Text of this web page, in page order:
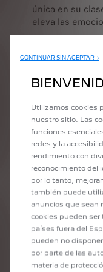
única en su
eleva las
cambio, que
asiento
para garantizar
largos. Este
fortalecer la
un manejo más
pantalla de
altura de la
información
de la carretera.
Por su parte, el
de 10”, táctil y
Mirror Screen
Android Auto,
CONTINUAR SIN ACEPTAR →
Utilizamos cookies
nuestro sitio. Las
funciones
redes y la
rendimiento con
reconocimiento del
por lo tanto,
también puede
anuncios que sean
cookies pueden
países fuera del
pueden no
por parte de las
materia de